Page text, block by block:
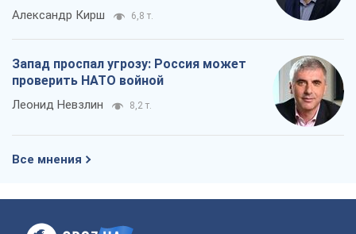
Александр Кирш 6,8 т.
Запад проспал угрозу: Россия может
проверить НАТО войной
Леонид Невзлин 8,2 т.
Все мнения